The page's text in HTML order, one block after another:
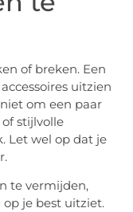
of breken. Een
uitzien
om een paar
stijlvolle
Let wel op dat je
te vermijden,
je best uitziet.